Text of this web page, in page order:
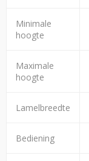
Minimale
hoogte
Maximale
hoogte
Lamelbreedte
Bediening